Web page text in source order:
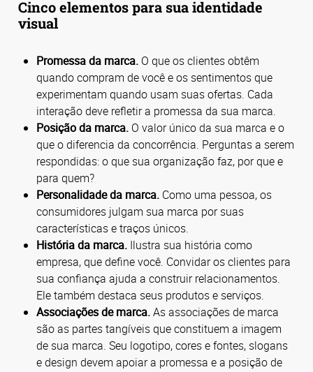
Cinco elementos para sua identidade
visual
Promessa da marca. O que os clientes obtêm
quando compram de você e os sentimentos que
experimentam quando usam suas ofertas. Cada
interação deve refletir a promessa da sua marca.
Posição da marca. O valor único da sua marca e o
que o diferencia da concorrência. Perguntas a serem
respondidas: o que sua organização faz, por que e
para quem?
Personalidade da marca. Como uma pessoa, os
consumidores julgam sua marca por suas
características e traços únicos.
História da marca. Ilustra sua história como
empresa, que define você. Convidar os clientes para
sua confiança ajuda a construir relacionamentos.
Ele também destaca seus produtos e serviços.
Associações de marca.As associações de marca
são as partes tangíveis que constituem a imagem
de sua marca. Seu logotipo, cores e fontes, slogans
e design devem apoiar a promessa e a posição de